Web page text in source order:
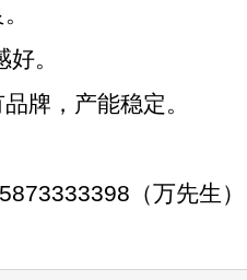
。
牌，产能稳定。
（万先生）